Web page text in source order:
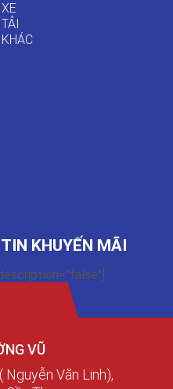
XE
TẢI
KHÁC
KHUYẾN MÃI
VŨ
Văn Linh),